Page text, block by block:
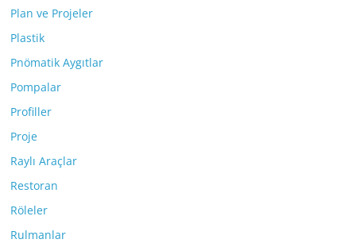
Plan ve Projeler
Plastik
Pnömatik Aygıtlar
Pompalar
Profiller
Proje
Raylı Araçlar
Restoran
Röleler
Rulmanlar